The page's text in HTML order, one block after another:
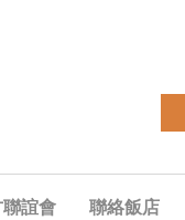
誼會 聯絡飯店